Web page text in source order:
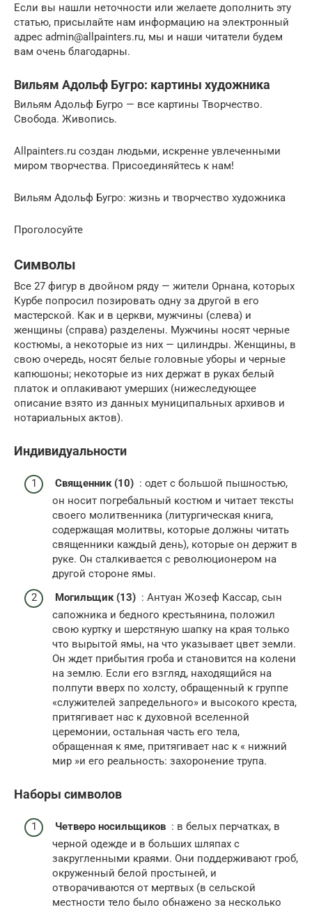
Если вы нашли неточности или желаете дополнить эту
статью, присылайте нам информацию на электронный
адрес admin@allpainters.ru, мы и наши читатели будем
вам очень благодарны.
Вильям Адольф Бугро: картины художника
Вильям Адольф Бугро — все картины Творчество.
Свобода. Живопись.
Allpainters.ru создан людьми, искренне увлеченными
миром творчества. Присоединяйтесь к нам!
Вильям Адольф Бугро: жизнь и творчество художника
Проголосуйте
Символы
Все 27 фигур в двойном ряду — жители Орнана, которых
Курбе попросил позировать одну за другой в его
мастерской. Как и в церкви, мужчины (слева) и
женщины (справа) разделены. Мужчины носят черные
костюмы, а некоторые из них — цилиндры. Женщины, в
свою очередь, носят белые головные уборы и черные
капюшоны; некоторые из них держат в руках белый
платок и оплакивают умерших (нижеследующее
описание взято из данных муниципальных архивов и
нотариальных актов).
Индивидуальности
Священник (10) : одет с большой пышностью,
он носит погребальный костюм и читает тексты
своего молитвенника (литургическая книга,
содержащая молитвы, которые должны читать
священники каждый день), которые он держит в
руке. Он сталкивается с революционером на
другой стороне ямы.
Могильщик (13) : Антуан Жозеф Кассар, сын
сапожника и бедного крестьянина, положил
свою куртку и шерстяную шапку на края только
что вырытой ямы, на что указывает цвет земли.
Он ждет прибытия гроба и становится на колени
на землю. Если его взгляд, находящийся на
полпути вверх по холсту, обращенный к группе
«служителей запредельного» и высокого креста,
притягивает нас к духовной вселенной
церемонии, остальная часть его тела,
обращенная к яме, притягивает нас к « нижний
мир »и его реальность: захоронение трупа.
Наборы символов
Четверо носильщиков : в белых перчатках, в
черной одежде и в больших шляпах с
закругленными краями. Они поддерживают гроб,
окруженный белой простыней, и
отворачиваются от мертвых (в сельской
местности тело было обнажено за несколько